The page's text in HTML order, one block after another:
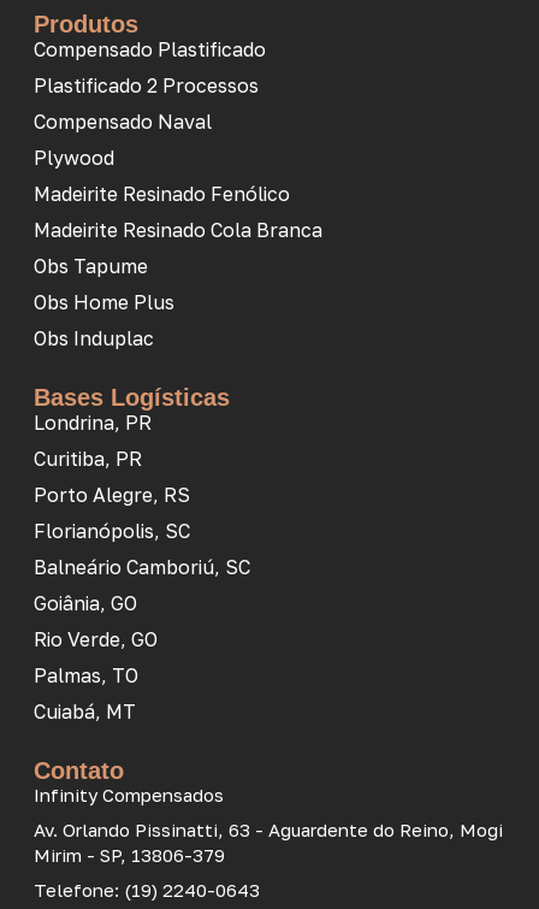
Produtos
Compensado Plastificado
Plastificado 2 Processos
Compensado Naval
Plywood
Madeirite Resinado Fenólico
Madeirite Resinado Cola Branca
Obs Tapume
Obs Home Plus
Obs Induplac
Bases Logísticas
Londrina, PR
Curitiba, PR
Porto Alegre, RS
Florianópolis, SC
Balneário Camboriú, SC
Goiânia, GO
Rio Verde, GO
Palmas, TO
Cuiabá, MT
Contato
Infinity Compensados
Av. Orlando Pissinatti, 63 - Aguardente do Reino, Mogi
Mirim - SP, 13806-379
Telefone: (19) 2240-0643